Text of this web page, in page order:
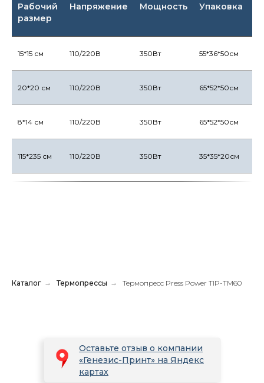
Рабочий
размер
Напряжение Мощность Упаковка
15*15 см 110/220В 350Вт 55*36*50см
20*20 см 110/220В 350Вт 65*52*50см
8*14 см 110/220В 350Вт 65*52*50см
115*235 см 110/220В 350Вт 35*35*20см
Каталог → Термопрессы → Термопресс Press Power TIP-TM60
Оставьте отзыв о компании
«Генезис-Принт» на Яндекс
картах